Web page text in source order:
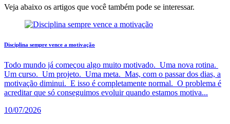
Veja abaixo os artigos que você também pode se interessar.
Disciplina sempre vence a motivação
Todo mundo já começou algo muito motivado. Uma nova rotina.
Um curso. Um projeto. Uma meta. Mas, com o passar dos dias, a
motivação diminui. E isso é completamente normal. O problema é
acreditar que só conseguimos evoluir quando estamos motiva...
10/07/2026